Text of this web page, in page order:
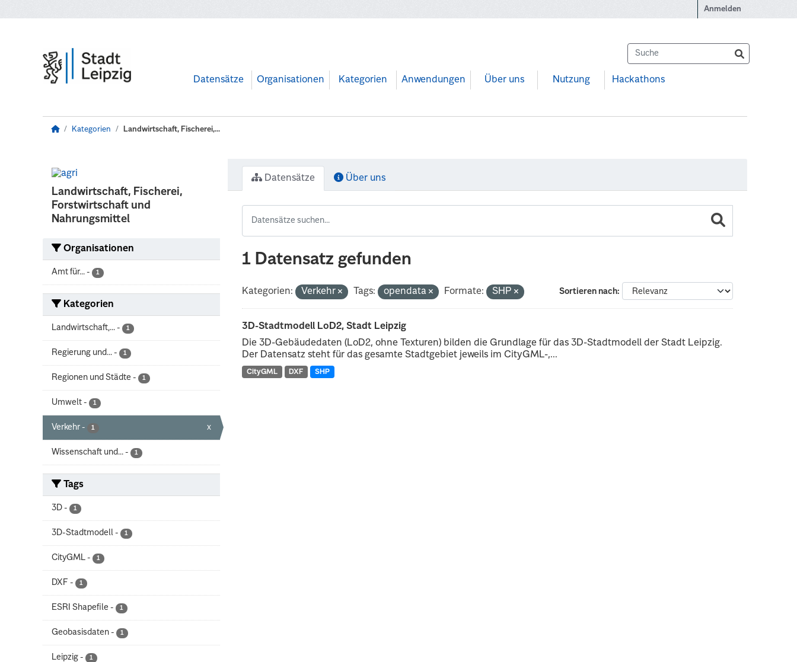
Anmelden
Datensätze Organisationen Kategorien Anwendungen Über uns Nutzung Hackathons
Kategorien Landwirtschaft, Fischerei,...
Landwirtschaft, Fischerei,
Forstwirtschaft und
Nahrungsmittel
Organisationen
Amt für... - 1
Kategorien
Landwirtschaft,... - 1
Regierung und... - 1
Regionen und Städte - 1
Umwelt - 1
Verkehr - 1 x
Wissenschaft und... - 1
Tags
3D - 1
3D-Stadtmodell - 1
CityGML - 1
DXF - 1
ESRI Shapefile - 1
Geobasisdaten - 1
Leipzig - 1
Datensätze Über uns
1 Datensatz gefunden
Sortieren nach
Kategorien: Verkehr Tags: opendata Formate: SHP
3D-Stadtmodell LoD2, Stadt Leipzig
Die 3D-Gebäudedaten (LoD2, ohne Texturen) bilden die Grundlage für das 3D-Stadtmodell der Stadt Leipzig.
Der Datensatz steht für das gesamte Stadtgebiet jeweils im CityGML-,...
CityGML DXF SHP